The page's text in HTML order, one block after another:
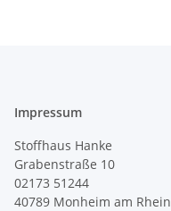
Impressum
Stoffhaus Hanke
Grabenstraße 10
02173 51244
40789 Monheim am Rhein